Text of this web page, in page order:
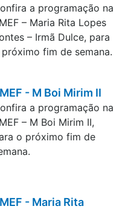
a programação na
– Maria Rita Lopes
– Irmã Dulce, para
fim de semana.
- M Boi Mirim II
a programação na
– M Boi Mirim II,
o próximo fim de
- Maria Rita